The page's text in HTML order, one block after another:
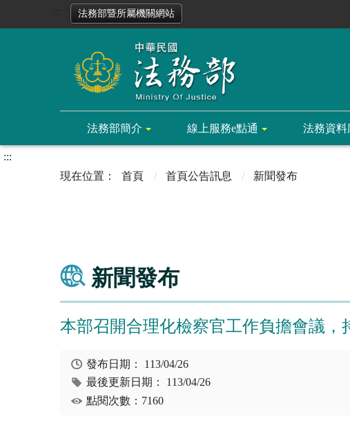
法務部暨所屬機關網站
法務部簡介 線上服務e點通 法務資料
:::
首頁
首頁公告訊息 新聞發布
新聞發布
本部召開合理化檢察官工作負擔會議，
發布日期： 113/04/26
最後更新日期： 113/04/26
點閱次數：7160